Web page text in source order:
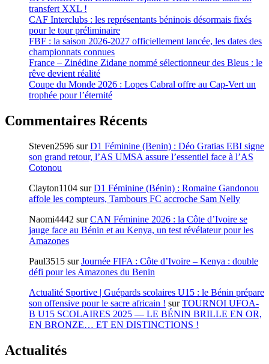
transfert XXL !
CAF Interclubs : les représentants béninois désormais fixés
pour le tour préliminaire
FBF : la saison 2026-2027 officiellement lancée, les dates des
championnats connues
France – Zinédine Zidane nommé sélectionneur des Bleus : le
rêve devient réalité
Coupe du Monde 2026 : Lopes Cabral offre au Cap-Vert un
trophée pour l’éternité
Commentaires Récents
Steven2596 surD1 Féminine (Benin) : Déo Gratias EBI signe
son grand retour, l’AS UMSA assure l’essentiel face à l’AS
Cotonou
Clayton1104 surD1 Féminine (Bénin) : Romaine Gandonou
affole les compteurs, Tambours FC accroche Sam Nelly
Naomi4442 surCAN Féminine 2026 : la Côte d’Ivoire se
jauge face au Bénin et au Kenya, un test révélateur pour les
Amazones
Paul3515 surJournée FIFA : Côte d’Ivoire – Kenya : double
défi pour les Amazones du Benin
Actualité Sportive | Guépards scolaires U15 : le Bénin prépare
son offensive pour le sacre africain ! surTOURNOI UFOA-
B U15 SCOLAIRES 2025 — LE BÉNIN BRILLE EN OR,
EN BRONZE… ET EN DISTINCTIONS !
Actualités